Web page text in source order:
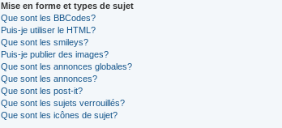
Mise en forme et types de sujet
Que sont les BBCodes?
Puis-je utiliser le HTML?
Que sont les smileys?
Puis-je publier des images?
Que sont les annonces globales?
Que sont les annonces?
Que sont les post-it?
Que sont les sujets verrouillés?
Que sont les icônes de sujet?